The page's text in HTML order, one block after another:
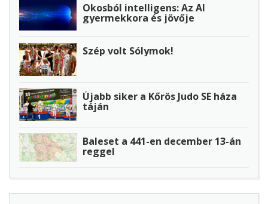
Okosból intelligens: Az AI
gyermekkora és jövője
Szép volt Sólymok!
Újabb siker a Kőrös Judo SE háza
táján
Baleset a 441-en december 13-án
reggel